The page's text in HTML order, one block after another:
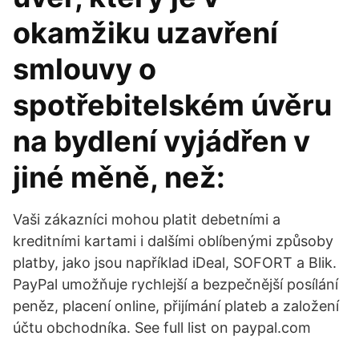
okamžiku uzavření
smlouvy o
spotřebitelském úvěru
na bydlení vyjádřen v
jiné měně, než:
Vaši zákazníci mohou platit debetními a
kreditními kartami i dalšími oblíbenými způsoby
platby, jako jsou například iDeal, SOFORT a Blik.
PayPal umožňuje rychlejší a bezpečnější posílání
peněz, placení online, přijímání plateb a založení
účtu obchodníka. See full list on paypal.com